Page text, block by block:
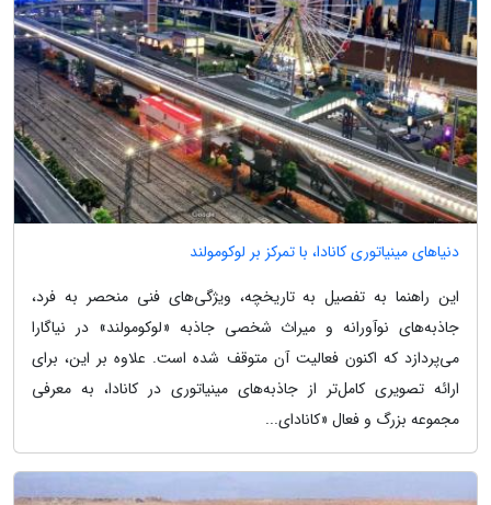
دنیاهای مینیاتوری کانادا، با تمرکز بر لوکومولند
این راهنما به تفصیل به تاریخچه، ویژگی‌های فنی منحصر به فرد،
جاذبه‌های نوآورانه و میراث شخصی جاذبه «لوکومولند» در نیاگارا
می‌پردازد که اکنون فعالیت آن متوقف شده است. علاوه بر این، برای
ارائه تصویری کامل‌تر از جاذبه‌های مینیاتوری در کانادا، به معرفی
مجموعه بزرگ و فعال «کانادای...